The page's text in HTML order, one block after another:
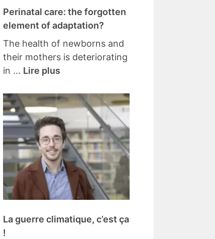
Perinatal care: the forgotten
element of adaptation?
The health of newborns and
their mothers is deteriorating
in ... Lire plus
La guerre climatique, c’est ça
!